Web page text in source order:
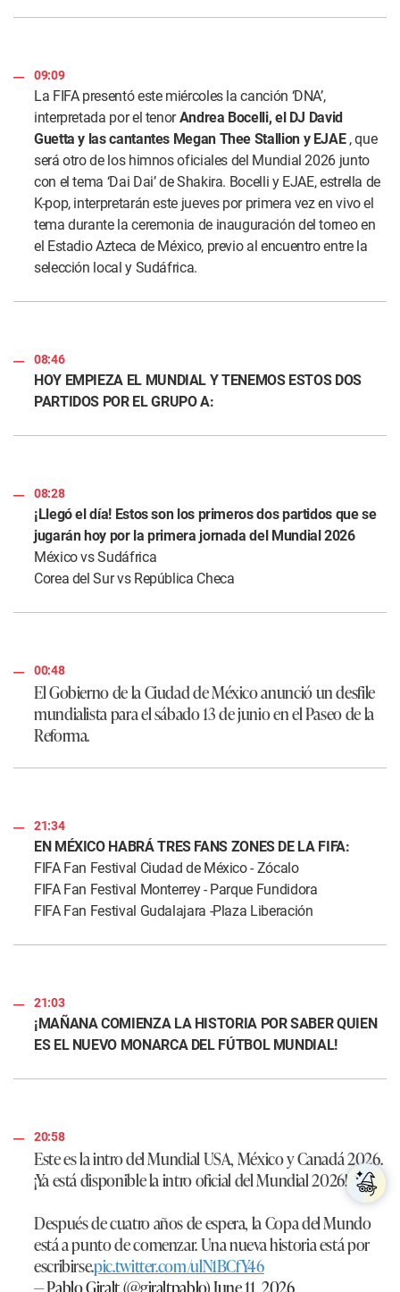
09:09
La FIFA presentó este miércoles la canción ‘DNA’,
interpretada por el tenorAndrea Bocelli, el DJ David
Guetta y las cantantes Megan Thee Stallion y EJAE, que
será otro de los himnos oficiales del Mundial 2026 junto
con el tema ‘Dai Dai’ de Shakira. Bocelli y EJAE, estrella de
K-pop, interpretarán este jueves por primera vez en vivo el
tema durante la ceremonia de inauguración del torneo en
el Estadio Azteca de México, previo al encuentro entre la
selección local y Sudáfrica.
08:46
HOY EMPIEZA EL MUNDIAL Y TENEMOS ESTOS DOS
PARTIDOS POR EL GRUPO A:
08:28
¡Llegó el día! Estos son los primeros dos partidos que se
jugarán hoy por la primera jornada del Mundial 2026
México vs Sudáfrica
Corea del Sur vs República Checa
00:48
El Gobierno de la Ciudad de México anunció un desfile
mundialista para el sábado 13 de junio en el Paseo de la
Reforma.
21:34
EN MÉXICO HABRÁ TRES FANS ZONES DE LA FIFA:
FIFA Fan Festival Ciudad de México - Zócalo
FIFA Fan Festival Monterrey - Parque Fundidora
FIFA Fan Festival Gudalajara -Plaza Liberación
21:03
¡MAÑANA COMIENZA LA HISTORIA POR SABER QUIEN
ES EL NUEVO MONARCA DEL FÚTBOL MUNDIAL!
20:58
Este es la intro del Mundial USA, México y Canadá 2026.
¡Ya está disponible la intro oficial del Mundial 2026!
Después de cuatro años de espera, la Copa del Mundo
está a punto de comenzar. Una nueva historia está por
escribirse.pic.twitter.com/ulN1BCfY46
— Pablo Giralt (@giraltpablo)June 11, 2026